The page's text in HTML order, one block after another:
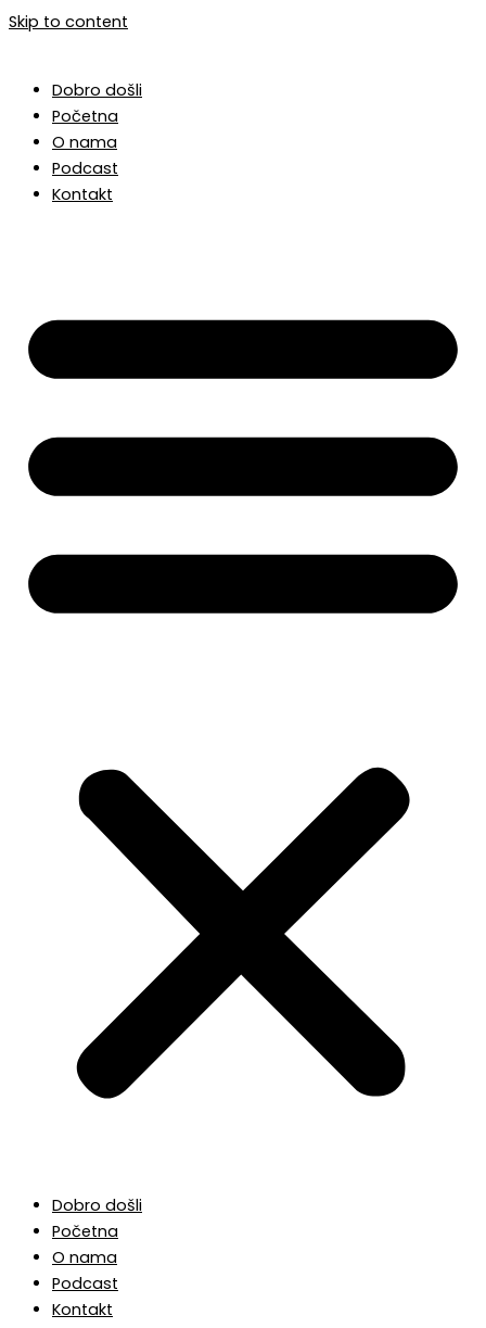
Skip to content
Dobro došli
Početna
O nama
Podcast
Kontakt
Dobro došli
Početna
O nama
Podcast
Kontakt